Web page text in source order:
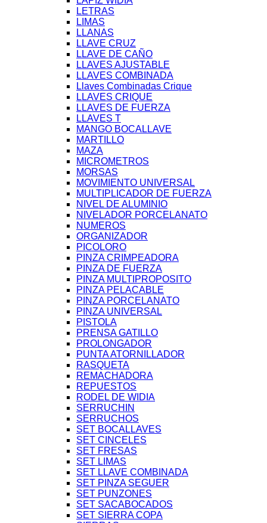
LETRAS
LIMAS
LLANAS
LLAVE CRUZ
LLAVE DE CAÑO
LLAVES AJUSTABLE
LLAVES COMBINADA
Llaves Combinadas Crique
LLAVES CRIQUE
LLAVES DE FUERZA
LLAVES T
MANGO BOCALLAVE
MARTILLO
MAZA
MICROMETROS
MORSAS
MOVIMIENTO UNIVERSAL
MULTIPLICADOR DE FUERZA
NIVEL DE ALUMINIO
NIVELADOR PORCELANATO
NUMEROS
ORGANIZADOR
PICOLORO
PINZA CRIMPEADORA
PINZA DE FUERZA
PINZA MULTIPROPOSITO
PINZA PELACABLE
PINZA PORCELANATO
PINZA UNIVERSAL
PISTOLA
PRENSA GATILLO
PROLONGADOR
PUNTA ATORNILLADOR
RASQUETA
REMACHADORA
REPUESTOS
RODEL DE WIDIA
SERRUCHIN
SERRUCHOS
SET BOCALLAVES
SET CINCELES
SET FRESAS
SET LIMAS
SET LLAVE COMBINADA
SET PINZA SEGUER
SET PUNZONES
SET SACABOCADOS
SET SIERRA COPA